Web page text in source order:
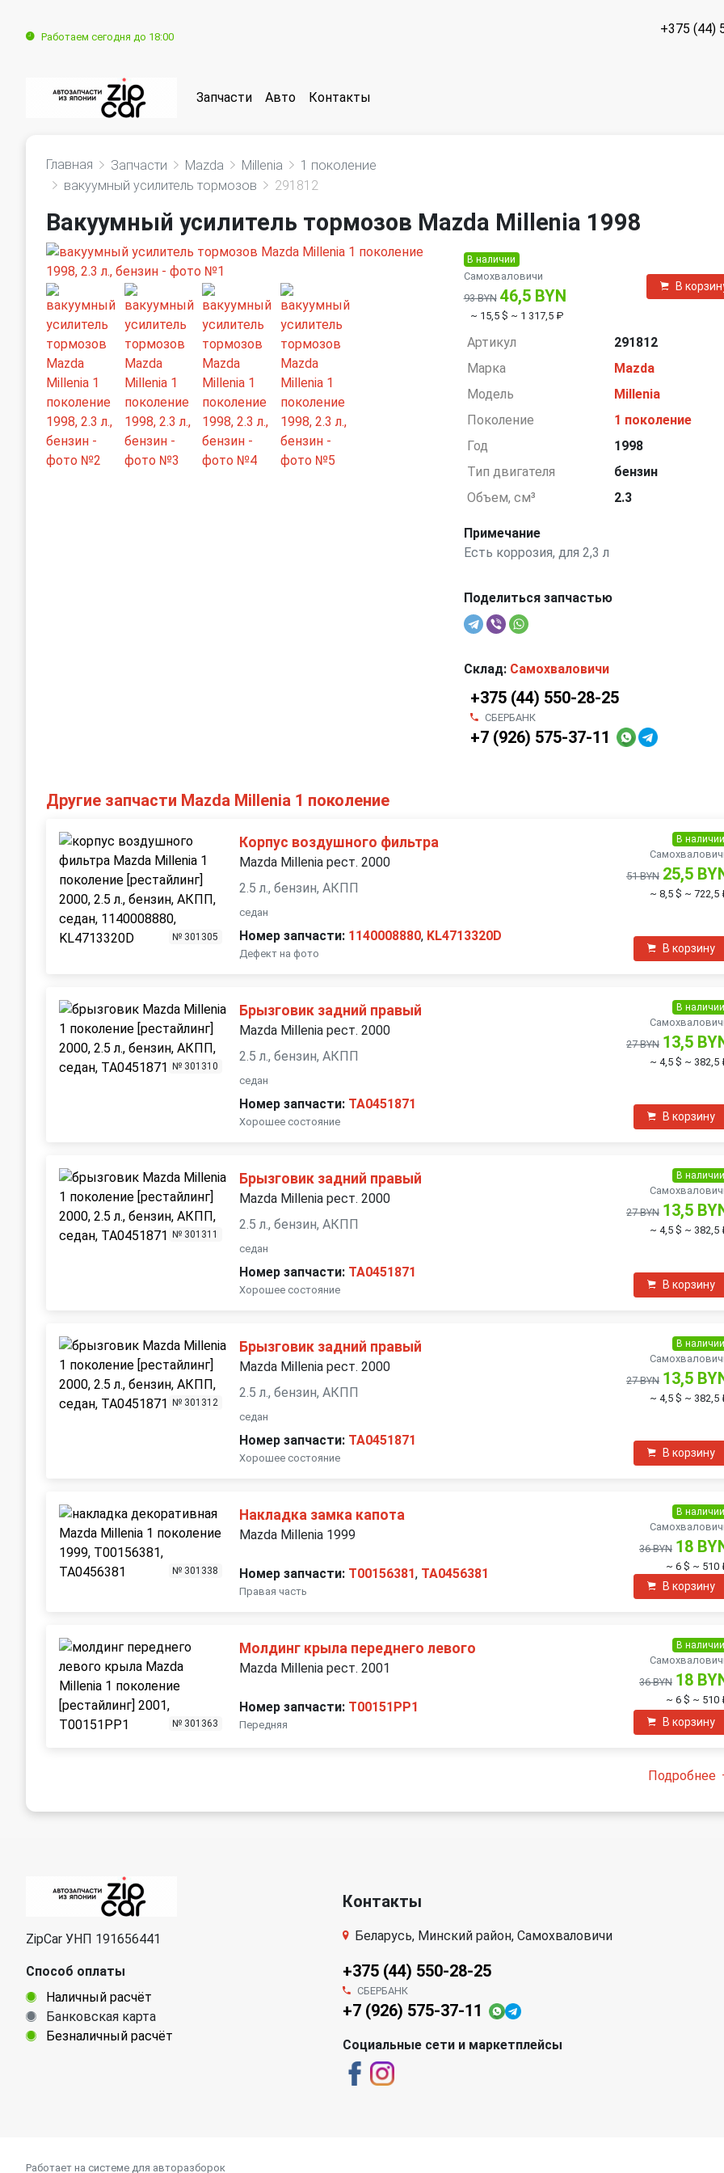
Работаем сегодня до 18:00
+375 (44)
Запчасти Авто Контакты
Главная Запчасти Mazda Millenia
1 поколение
вакуумный усилитель тормозов
291812
Вакуумный усилитель тормозов Mazda Millenia 1998
В наличии
Самохваловичи
93 BYN 46,5 BYN
~ 15,5 $ ~ 1 317,5 ₽
В
Артикул
291812
Марка
Mazda
Модель
Millenia
Поколение
1 поколение
Год
1998
Тип двигателя
бензин
Объем, см³
2.3
Примечание
Есть коррозия, для 2,3 л
Поделиться запчастью
Склад: Самохваловичи
+375 (44) 550-28-25
СБЕРБАНК
+7 (926) 575-37-11
Другие запчасти Mazda Millenia 1 поколение
№ 301305
Корпус воздушногo фильтра
Mazda Millenia рест. 2000
2.5 л., бензин, АКПП
седан
Номер запчасти: 1140008880, KL4713320D
Дефект на фото
В наличии
51 BYN 25,5
~ 8,5 $ ~ 722,5
В корзину
№ 301310
Брызговик задний правый
Mazda Millenia рест. 2000
2.5 л., бензин, АКПП
седан
Номер запчасти: TA0451871
Хорошее состояние
В наличии
27 BYN 13,5
~ 4,5 $ ~ 382,5
В корзину
№ 301311
Брызговик задний правый
Mazda Millenia рест. 2000
2.5 л., бензин, АКПП
седан
Номер запчасти: TA0451871
Хорошее состояние
В наличии
27 BYN 13,5
~ 4,5 $ ~ 382,5
В корзину
№ 301312
Брызговик задний правый
Mazda Millenia рест. 2000
2.5 л., бензин, АКПП
седан
Номер запчасти: TA0451871
Хорошее состояние
В наличии
27 BYN 13,5
~ 4,5 $ ~ 382,5
В корзину
№ 301338
Накладка замка капота
Mazda Millenia 1999
Номер запчасти: T00156381, TA0456381
Правая часть
В наличии
36 BYN 18
~ 6 $ ~ 510
В корзину
№ 301363
Молдинг крыла переднего левого
Mazda Millenia рест. 2001
Номер запчасти: T00151PP1
Передняя
В наличии
36 BYN 18
~ 6 $ ~ 510
В корзину
Подробнее
ZipCar УНП 191656441
Способ оплаты
Наличный расчёт
Банковская карта
Безналичный расчёт
Контакты
Беларусь, Минский район, Самохваловичи
+375 (44) 550-28-25
СБЕРБАНК
+7 (926) 575-37-11
Социальные сети и маркетплейсы
Работает на системе для авторазборок